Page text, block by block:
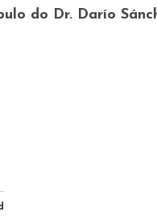
do Dr. Darío